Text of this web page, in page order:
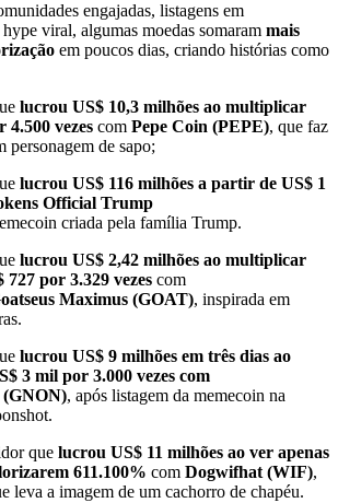
engajadas, listagens em
hype viral, algumas moedas somaram mais
em poucos dias, criando histórias como
lucrou US$ 10,3 milhões ao multiplicar
4.500 vezes com Pepe Coin (PEPE), que faz
personagem de sapo;
lucrou US$ 116 milhões a partir de US$ 1
Official Trump
criada pela família Trump.
lucrou US$ 2,42 milhões ao multiplicar
727 por 3.329 vezes com
Maximus (GOAT), inspirada em
lucrou US$ 9 milhões em três dias ao
3 mil por 3.000 vezes com
, após listagem da memecoin na
que lucrou US$ 11 milhões ao ver apenas
611.100% com Dogwifhat (WIF),
leva a imagem de um cachorro de chapéu.